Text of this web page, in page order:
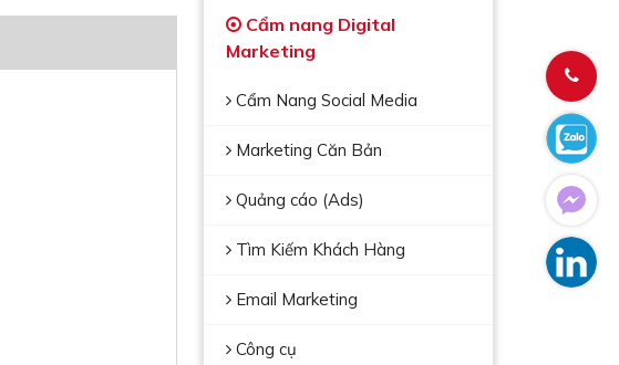
Cẩm nang Digital
Marketing
Cẩm Nang Social Media
Marketing Căn Bản
Quảng cáo (Ads)
Tìm Kiếm Khách Hàng
Email Marketing
Công cụ